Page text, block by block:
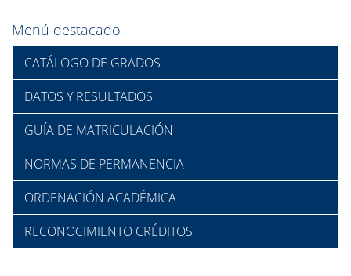
Menú destacado
CATÁLOGO DE GRADOS
DATOS Y RESULTADOS
GUÍA DE MATRICULACIÓN
NORMAS DE PERMANENCIA
ORDENACIÓN ACADÉMICA
RECONOCIMIENTO CRÉDITOS